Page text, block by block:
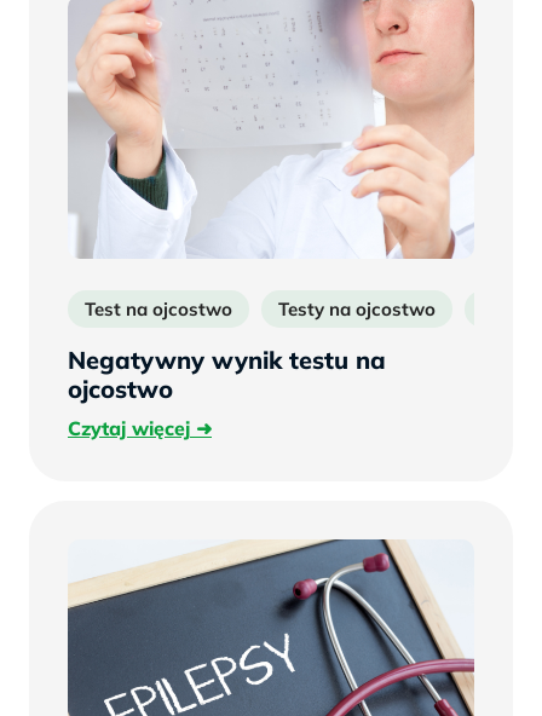
Test na ojcostwo Testy na ojcostwo
Negatywny wynik testu na
ojcostwo
Czytaj więcejCzytaj